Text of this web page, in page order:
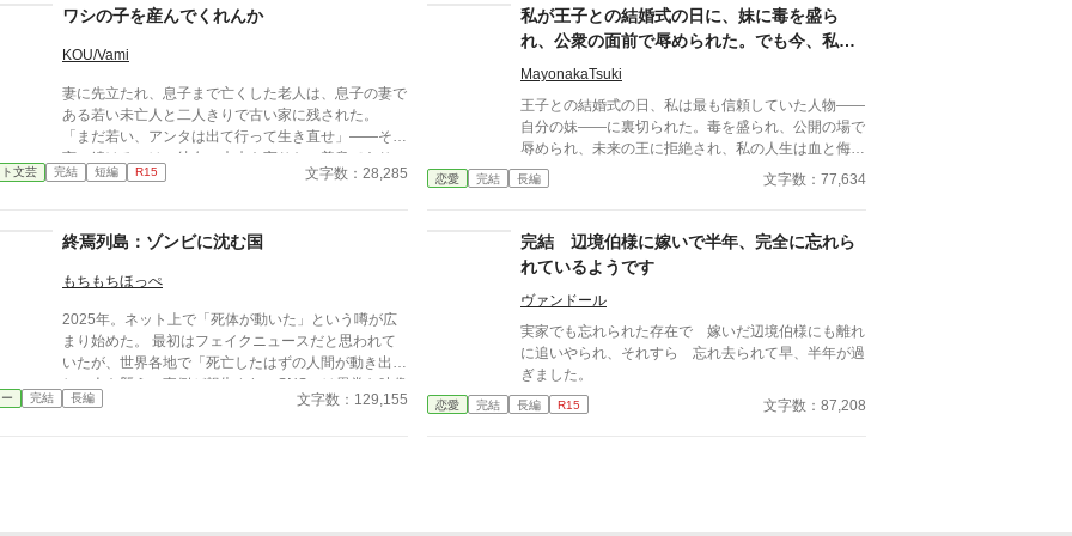
落、古い祠、忘れられた神々——それを訪ねること
は、彼のたった一つの愉しみだった。 大学時代、
民俗学の講義で准教授はこう言った。「神々は神では
る。その言葉がコウイチを変えた。 会社の営業で関
東のあちこちを歩きまわった。コウイチは仕事よりも
土地の古老の話に耳を傾けることに熱中したほどだっ
た。 失業後、ふと見つけた資料にコウイチは目を
奪われた。 「名付け得ぬ神」。 東京の西、檜原村の
六十年も前に無人になってしまっているようだ。
人に出会う。一人目は気のいい古書店主。二人目は何
かを知りながら口を閉ざす資料館の老人。そして三人
目は—— 深い山中でコウイチはついに祠を見つけ
た。巨大な岩を背にした祠は古び、壊れていたが、ま
だ人が来ている痕跡があった。 不穏な気配にコウイ
チは振り向くが、なにもない。 日本の中心地・東
む！ ※雨宮健の心霊事件簿第二弾！ ※毎回、20
00〜3000前後の文字数で更新します。 ※残酷なシ
ーンが入る場合があります。 ※Illustration Suico
様（@SuiCo_0）
ワシの子を産んでくれんか
KOU/Vami
妻に先立たれ、息子まで亡くした老人は、息子の妻で
ある若い未亡人と二人きりで古い家に残された。
「まだ若い、アンタは出て行って生き直せ」――そう
言い続けるのは、彼女の未来を守りたい善意であり、
同時に、自分の寂しさが露見するのを恐れる防波堤で
い心が、彼女の足を止めていた。 昼はいつも通り、
の闇と孤独が、二人の境界を静かに溶かしていく。
め、老人だけが遺影を直視できなくなる。 救いのよ
うな笑顔と、罪のような温もり。 二人はやがて、外
の世界から少しずつ音を失い、互いだけを必要とする
狭い家の中へ沈んでいく――。
文芸 完結 短編 R15 文字数：28,285
私が王子との結婚式の日に、妹に毒を盛ら
れ、公衆の面前で辱められた。でも今、私は
時を戻し、運命を変えに来た。
MayonakaTsuki
王子との結婚式の日、私は最も信頼していた人物――
自分の妹――に裏切られた。毒を盛られ、公開の場で
辱められ、未来の王に拒絶され、私の人生は血と侮辱
の中でそこで終わったかのように思えた。しかし、死
が私を迎えたとき、不可能なことが起きた――私は同
そして一撃の記憶をそのまま覚えていた。今、二度目
のチャンスを得た私は、ただ一つの使命を持つ――真
実を突き止め、奪われたものを取り戻し、私を破滅さ
せた者たちにその代償を払わせる。もはや、何も以前
のままではない。何も許されない。
恋愛 完結 長編 文字数：77,634
終焉列島：ゾンビに沈む国
もちもちほっぺ
2025年。ネット上で「死体が動いた」という噂が広
まり始めた。 最初はフェイクニュースだと思われて
いたが、世界各地で「死亡したはずの人間が動き出
し、人を襲う」事例が報告され、SNSには異常な映像
が拡散されていく。 会社帰り、三浦拓真は同僚の藤
完結 長編 文字数：129,155
完結 辺境伯様に嫁いで半年、完全に忘れら
れているようです
ヴァンドール
実家でも忘れられた存在で 嫁いだ辺境伯様にも離れ
に追いやられ、それすら 忘れ去られて早、半年が過
ぎました。
恋愛 完結 長編 R15 文字数：87,208